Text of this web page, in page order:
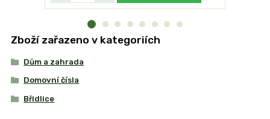
Zboží zařazeno v kategoriích
Dům a zahrada
Domovní čísla
Břidlice